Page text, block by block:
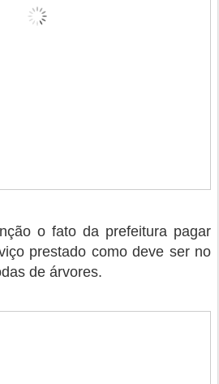
o fato da prefeitura pagar
prestado como deve ser no
de árvores.